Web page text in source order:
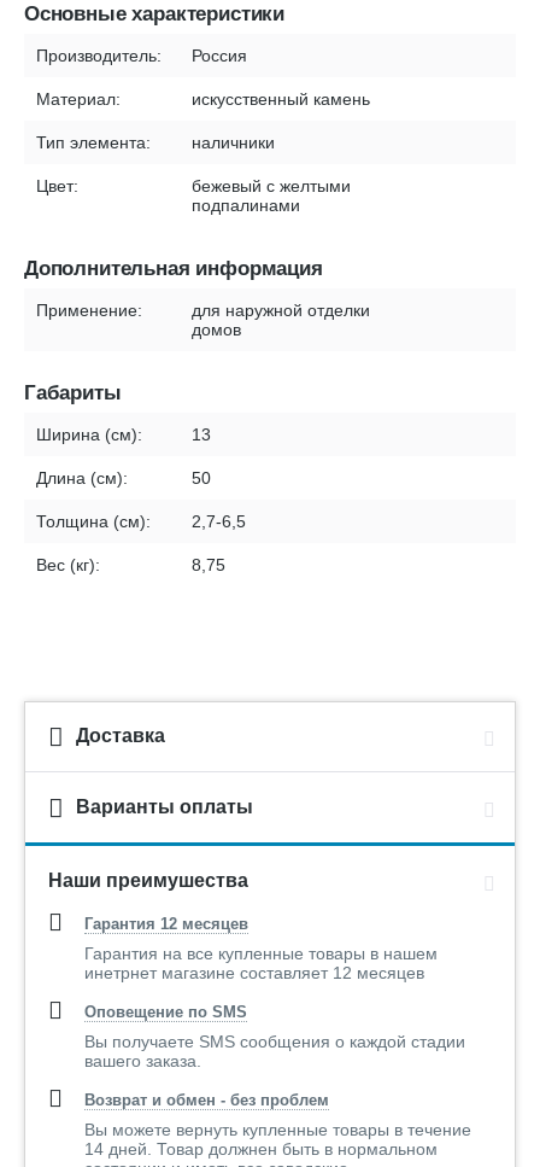
Основные характеристики
Производитель: Россия
Материал: искусственный камень
Тип элемента: наличники
Цвет:
бежевый с желтыми
подпалинами
Дополнительная информация
Применение:
для наружной отделки
домов
Габариты
Ширина (см): 13
Длина (см): 50
Толщина (см): 2,7-6,5
Вес (кг): 8,75
Доставка
Варианты оплаты
Наши преимушества
Гарантия 12 месяцев
Гарантия на все купленные товары в нашем
инетрнет магазине составляет 12 месяцев
Оповещение по SMS
Вы получаете SMS сообщения о каждой стадии
вашего заказа.
Возврат и обмен - без проблем
Вы можете вернуть купленные товары в течение
14 дней. Товар должнен быть в нормальном